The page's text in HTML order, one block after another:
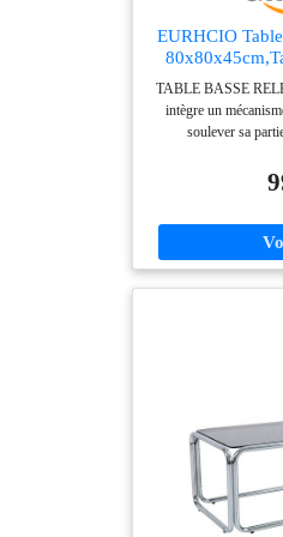
EURHCIO
Trempé
avec Éclairage
TABLE BASSE
intègre un
soulever sa
selon vos
fonctionnalité,
ILLUMINATION
salon est équipée
compartiment central
table basse
Rangez
personnelles en un
maintient le salon
rapide aux